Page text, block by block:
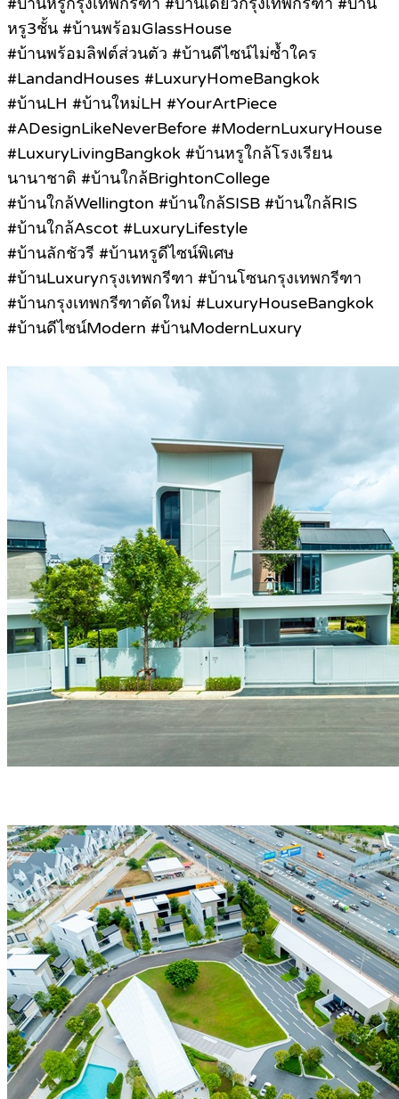
หรู3ชั้น #บ้านพร้อมGlassHouse
#บ้านพร้อมลิฟต์ส่วนตัว #บ้านดีไซน์ไม่ซ้ำใคร
#LandandHouses #LuxuryHomeBangkok
#บ้านLH #บ้านใหม่LH #YourArtPiece
#ADesignLikeNeverBefore #ModernLuxuryHouse
#LuxuryLivingBangkok #บ้านหรูใกล้โรงเรียน
นานาชาติ #บ้านใกล้BrightonCollege
#บ้านใกล้Wellington #บ้านใกล้SISB #บ้านใกล้RIS
#บ้านใกล้Ascot #LuxuryLifestyle
#บ้านลักชัวรี #บ้านหรูดีไซน์พิเศษ
#บ้านLuxuryกรุงเทพกรีฑา #บ้านโซนกรุงเทพกรีฑา
#บ้านกรุงเทพกรีฑาตัดใหม่ #LuxuryHouseBangkok
#บ้านดีไซน์Modern #บ้านModernLuxury